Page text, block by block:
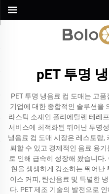
pET 투명
PET 투명 냉음료 컵 도매는 고
기업에 대한 종합적인 솔루션을
라스틱 소재인 폴리에틸렌 테레
서비스에 최적화된 뛰어난 투명
냉음료 컵 도매 시장은 레스토랑,
뢰할 수 있고 경제적인 음료 용
로 인해 급속히 성장해 왔습니다
현을 생생하게 강조하는 뛰어난
이스 커피, 탄산음료 및 특별한
다. PET 제조 기술의 발전으로